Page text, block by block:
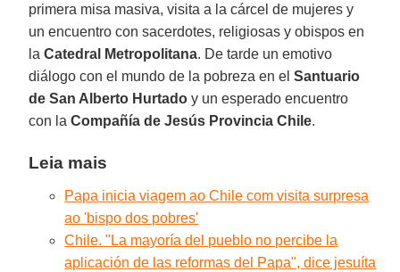
primera misa masiva, visita a la cárcel de mujeres y
un encuentro con sacerdotes, religiosas y obispos en
laCatedral Metropolitana. De tarde un emotivo
diálogo con el mundo de la pobreza en elSantuario
de San Alberto Hurtado y un esperado encuentro
con laCompañía de Jesús Provincia Chile.
Leia mais
Papa inicia viagem ao Chile com visita surpresa
ao 'bispo dos pobres'
Chile. "La mayoría del pueblo no percibe la
aplicación de las reformas del Papa", dice jesuíta